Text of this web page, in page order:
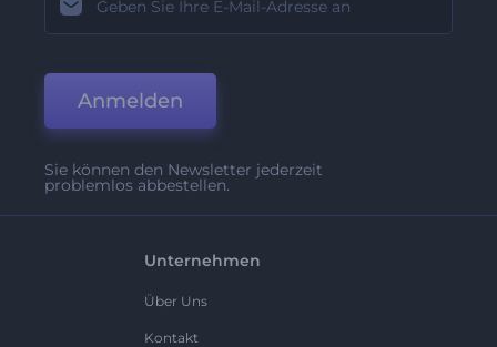
Anmelden
Sie können den Newsletter jederzeit
problemlos abbestellen.
Unternehmen
Über Uns
Kontakt